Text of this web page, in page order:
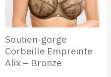
Soutien-gorge
Corbeille Empreinte
Alix – Bronze